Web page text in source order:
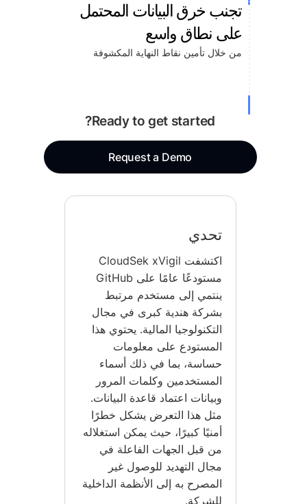
تجنب خرق البيانات المحتمل
على نطاق واسع
من خلال تأمين نقاط النهاية المكشوفة
Ready to get started?
Request a Demo
تحدي
اكتشفت CloudSek xVigil
مستودعًا عامًا على GitHub
ينتمي إلى مستخدم مرتبط
بشركة هندية كبرى في مجال
التكنولوجيا المالية. يحتوي هذا
المستودع على معلومات
حساسة، بما في ذلك أسماء
المستخدمين وكلمات المرور
وبيانات اعتماد قاعدة البيانات.
مثل هذا التعرض يشكل خطرًا
أمنيًا كبيرًا، حيث يمكن استغلاله
من قبل الجهات الفاعلة في
مجال التهديد للوصول غير
المصرح به إلى الأنظمة الداخلية
للشركة.